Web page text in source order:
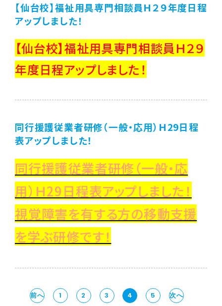
【仙台校】福祉用具専門相談員Ｈ２９年度日程
アップしました！
【仙台校】福祉用具専門相談員Ｈ２９
年度日程アップしました！
同行援護従業者研修（一般・応用）Ｈ29日程
表アップしました！
同行援護従業者研修（一般・応
用）Ｈ29日程表アップしました！
視覚障害を有する方の移動支援
を学ぶ研修です！
前へ 1 2 3 4 5 次へ